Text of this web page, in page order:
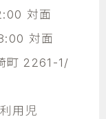
対面
対面
町 2261-1/
用児